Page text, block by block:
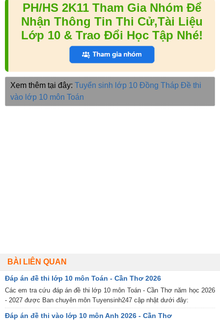
PH/HS 2K11 Tham Gia Nhóm Để
Nhận Thông Tin Thi Cử,Tài Liệu
Lớp 10 & Trao Đổi Học Tập Nhé!
Xem thêm tại đây: Tuyển sinh lớp 10 Đồng Tháp Đề thi
vào lớp 10 môn Toán
BÀI LIÊN QUAN
Đáp án đề thi lớp 10 môn Toán - Cần Thơ 2026
Các em tra cứu đáp án đề thi lớp 10 môn Toán - Cần Thơ năm học 2026
- 2027 được Ban chuyên môn Tuyensinh247 cập nhật dưới đây:
Đáp án đề thi vào lớp 10 môn Anh 2026 - Cần Thơ